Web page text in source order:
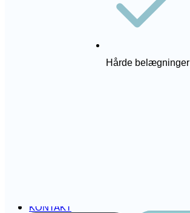
KONTAKT
Hårde belægninger